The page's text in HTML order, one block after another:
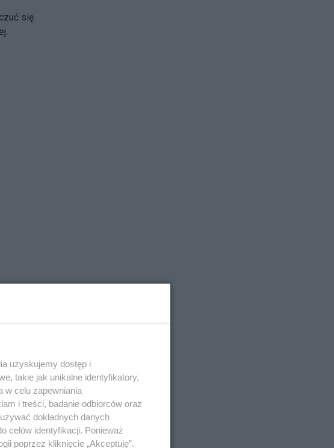
się
uzyskujemy dostęp i
takie jak unikalne identyfikatory,
w celu zapewniania
i treści, badanie odbiorców oraz
dokładnych danych
celów identyfikacji. Ponieważ
poprzez kliknięcie „Akceptuję”.